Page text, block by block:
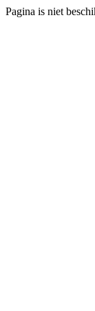
Pagina is niet